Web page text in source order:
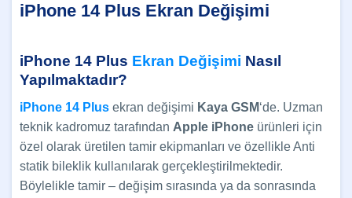
iPhone 14 Plus Ekran Değişimi
iPhone 14 Plus Ekran Değişimi Nasıl
Yapılmaktadır?
iPhone 14 Plus ekran değişimi Kaya GSM‘de. Uzman
teknik kadromuz tarafından Apple iPhone ürünleri için
özel olarak üretilen tamir ekipmanları ve özellikle Anti
statik bileklik kullanılarak gerçekleştirilmektedir.
Böylelikle tamir – değişim sırasında ya da sonrasında